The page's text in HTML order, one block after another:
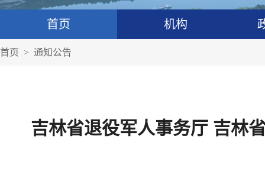
首页 机构
首页 > 通知公告
吉林省退役军人事务厅 吉林